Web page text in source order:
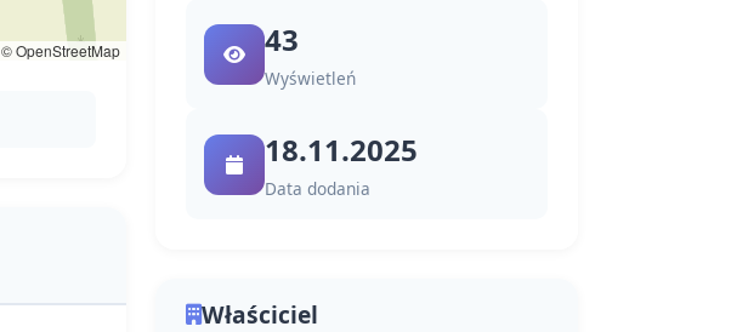
© OpenStreetMap 43
Wyświetleń
18.11.2025
Data dodania
Właściciel